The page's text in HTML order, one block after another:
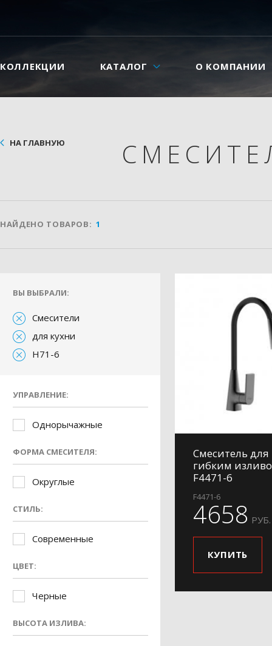
КОЛЛЕКЦИИ КАТАЛОГ О КОМПАНИИ
НА ГЛАВНУЮ
НАЙДЕНО ТОВАРОВ: 1
ВЫ ВЫБРАЛИ:
Смесители
для кухни
H71-6
УПРАВЛЕНИЕ:
Однорычажные
ФОРМА СМЕСИТЕЛЯ:
Округлые
СТИЛЬ:
Современные
ЦВЕТ:
Черные
ВЫСОТА ИЗЛИВА:
Смеситель для
гибким
F4471-6
F4471-6
4658 РУБ.
КУПИТЬ